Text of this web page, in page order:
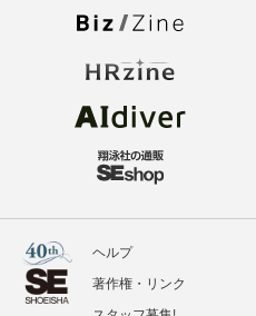
ヘルプ
著作権・リンク